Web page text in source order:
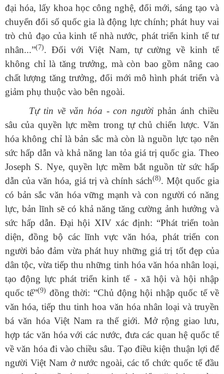
đại hóa, lấy khoa học công nghệ, đổi mới, sáng tạo và
chuyển đổi số quốc gia là động lực chính; phát huy vai
trò chủ đạo của kinh tế nhà nước, phát triển kinh tế tư
nhân...”(7). Đối với Việt Nam, tự cường về kinh tế
không chỉ là tăng trưởng, mà còn bao gồm nâng cao
chất lượng tăng trưởng, đổi mới mô hình phát triển và
giảm phụ thuộc vào bên ngoài.
Tự tin về văn hóa - con ngườiphản ánh chiều
sâu của quyền lực mềm trong tự chủ chiến lược. Văn
hóa không chỉ là bản sắc mà còn là nguồn lực tạo nên
sức hấp dẫn và khả năng lan tỏa giá trị quốc gia. Theo
Joseph S. Nye, quyền lực mềm bắt nguồn từ sức hấp
dẫn của văn hóa, giá trị và chính sách(8). Một quốc gia
có bản sắc văn hóa vững mạnh và con người có năng
lực, bản lĩnh sẽ có khả năng tăng cường ảnh hưởng và
sức hấp dẫn. Đại hội XIV xác định: “Pháttriển toàn
diện, đồng bộ các lĩnh vực văn hóa, phát triển con
người bảo đảm vừa phát huy những giá trị tốt đẹp của
dân tộc, vừa tiếp thu những tinh hóa văn hóa nhân loại,
tạo động lực phát triển kinh tế - xã hội và hội nhập
quốctế”(9) đồng thời: “Chủ động hội nhập quốc tế về
văn hóa, tiếp thu tinh hoa văn hóa nhân loại và truyền
bá văn hóa Việt Nam ra thế giới. Mở rộng giao lưu,
hợp tác văn hóa với các nước, đưa các quan hệ quốc tế
về văn hóa đi vào chiều sâu. Tạo điều kiện thuận lợi để
người Việt Nam ở nước ngoài, các tổ chức quốc tế đầu